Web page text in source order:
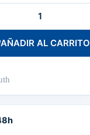
AÑADIR AL CARRITO